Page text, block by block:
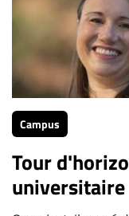
Campus
Tour
universitaire